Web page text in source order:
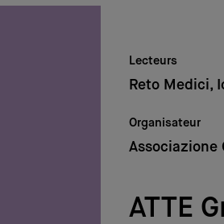
Lecteurs
Reto Medici,
Organisateur
Associazione
ATTE